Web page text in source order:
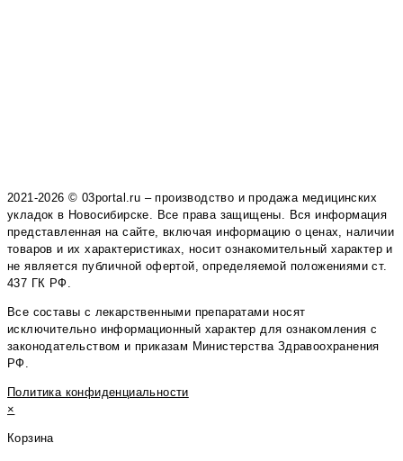
2021-2026 © 03portal.ru – производство и продажа медицинских
укладок в Новосибирске. Все права защищены. Вся информация
представленная на сайте, включая информацию о ценах, наличии
товаров и их характеристиках, носит ознакомительный характер и
не является публичной офертой, определяемой положениями ст.
437 ГК РФ.
Все составы с лекарственными препаратами носят
исключительно информационный характер для ознакомления с
законодательством и приказам Министерства Здравоохранения
РФ.
Политика конфиденциальности
×
Корзина